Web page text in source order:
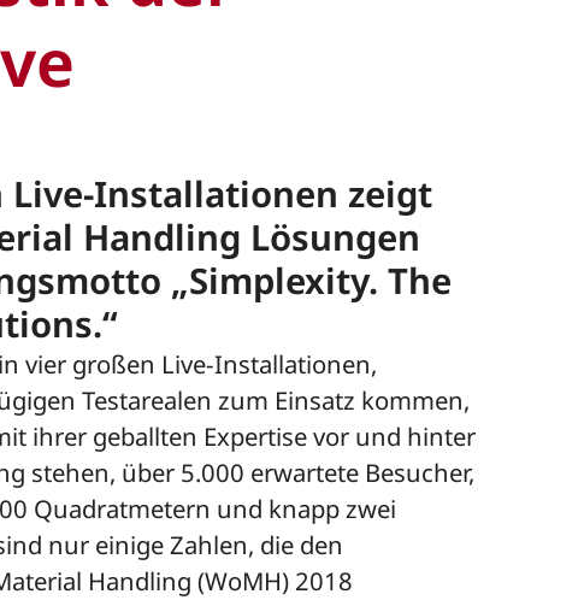
Installationen zeigt
Handling Lösungen
„Simplexity. The
vier großen Live-Installationen,
Testarealen zum Einsatz kommen,
ihrer geballten Expertise vor und hinter
stehen, über 5.000 erwartete Besucher,
Quadratmetern und knapp zwei
nur einige Zahlen, die den
Handling (WoMH) 2018